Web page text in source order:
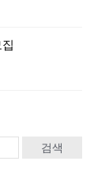
검색